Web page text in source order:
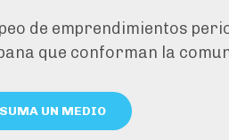
de emprendimientos
que conforman la
SUMA UN MEDIO